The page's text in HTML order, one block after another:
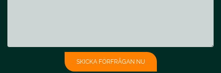
SKICKA FÖRFRÅGAN NU